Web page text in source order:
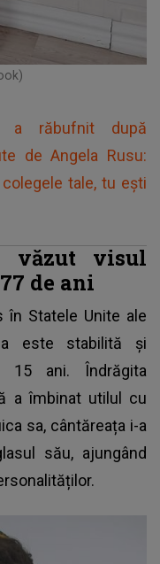
a răbufnit după
de Angela Rusu:
tale, tu ești
văzut visul
de ani
în Statele Unite ale
este stabilită și
ani. Îndrăgita
a îmbinat utilul cu
sa, cântăreața i-a
său, ajungând